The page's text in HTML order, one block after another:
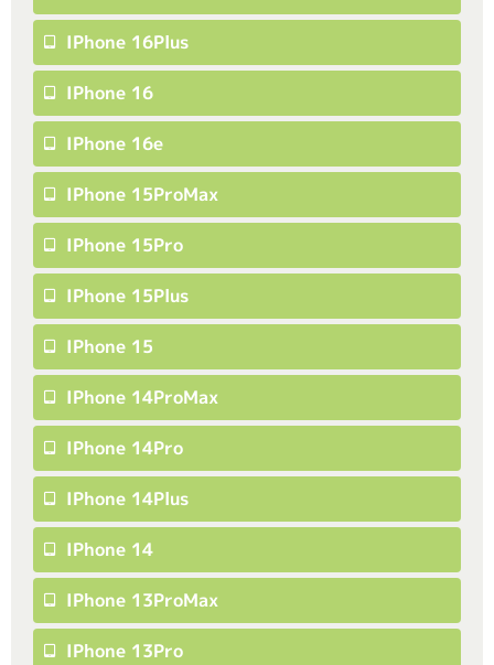
IPhone 16Plus
IPhone 16
IPhone 16e
IPhone 15ProMax
IPhone 15Pro
IPhone 15Plus
IPhone 15
IPhone 14ProMax
IPhone 14Pro
IPhone 14Plus
IPhone 14
IPhone 13ProMax
IPhone 13Pro